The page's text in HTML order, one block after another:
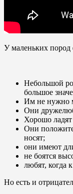
У маленьких пород
Небольшой
большое
Им не нужно
Они
Хорошо
Они
носят;
они имеют
не боятся
любят, когда
Но есть и